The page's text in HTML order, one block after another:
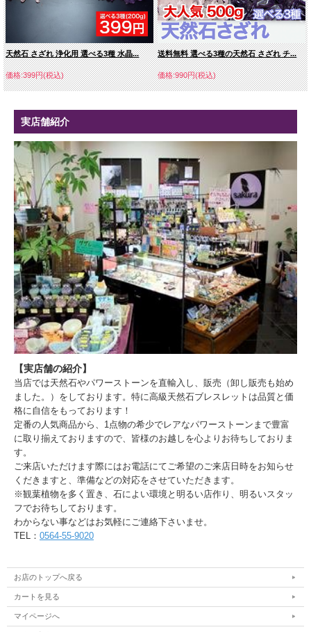
天然石 さざれ 浄化用 選べる3種 水晶...
価格:399円(税込)
送料無料 選べる3種の天然石 さざれ チ...
価格:990円(税込)
実店舗紹介
【実店舗の紹介】
当店では天然石やパワーストーンを直輸入し、販売（卸し販売も始め
ました。）をしております。特に高級天然石ブレスレットは品質と価
格に自信をもっております！
定番の人気商品から、1点物の希少でレアなパワーストーンまで豊富
に取り揃えておりますので、皆様のお越しを心よりお待ちしておりま
す。
ご来店いただけます際にはお電話にてご希望のご来店日時をお知らせ
くだきますと、準備などの対応をさせていただきます。
※観葉植物を多く置き、石によい環境と明るい店作り、明るいスタッ
フでお待ちしております。
わからない事などはお気軽にご連絡下さいませ。
TEL： 0564-55-9020
お店のトップへ戻る
カートを見る
マイページへ